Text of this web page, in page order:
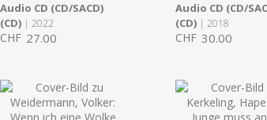
Audio CD (CD/SACD)
(CD)| 2022
CHF 27.00
Audio CD (CD/
(CD) | 2018
CHF 30.00